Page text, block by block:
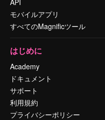
モバイルアプリ
すべてのMagnificツール
はじめに
Academy
ドキュメント
サポート
利用規約
プライバシーポリシー